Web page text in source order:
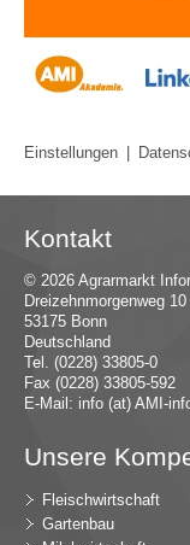
Einstellungen
Kontakt
© 2026 Agrarmarkt
Dreizehnmorgenweg 10
53175 Bonn
Deutschland
Tel. (0228) 33805-0
Fax (0228) 33805-592
E-Mail: info (at) AMI-inf
Unsere
Fleischwirtschaft
Gartenbau